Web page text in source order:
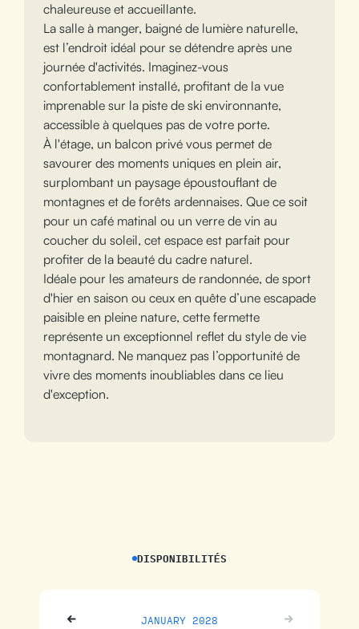
chaleureuse et accueillante.
La salle à manger, baigné de lumière naturelle,
est l’endroit idéal pour se détendre après une
journée d'activités. Imaginez-vous
confortablement installé, profitant de la vue
imprenable sur la piste de ski environnante,
accessible à quelques pas de votre porte.
À l'étage, un balcon privé vous permet de
savourer des moments uniques en plein air,
surplombant un paysage époustouflant de
montagnes et de forêts ardennaises. Que ce soit
pour un café matinal ou un verre de vin au
coucher du soleil, cet espace est parfait pour
profiter de la beauté du cadre naturel.
Idéale pour les amateurs de randonnée, de sport
d'hier en saison ou ceux en quête d’une escapade
paisible en pleine nature, cette fermette
représente un exceptionnel reflet du style de vie
montagnard. Ne manquez pas l’opportunité de
vivre des moments inoubliables dans ce lieu
d'exception.
DISPONIBILITÉS
JANUARY 2028